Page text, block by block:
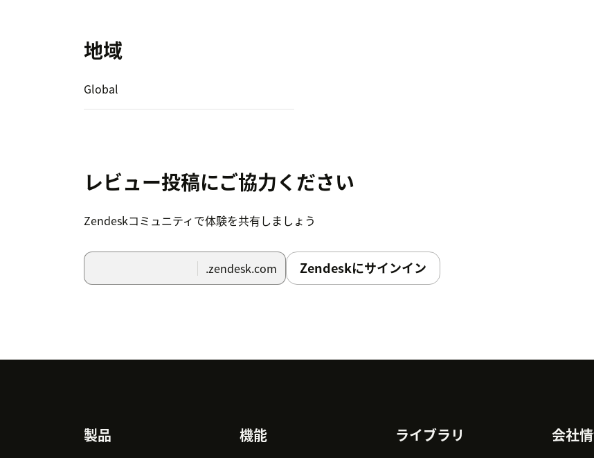
地域
Global
レビュー投稿にご協力ください
Zendeskコミュニティで体験を共有しましょう
.zendesk.com Zendeskにサインイン
製品 機能 ライブラリ 会社